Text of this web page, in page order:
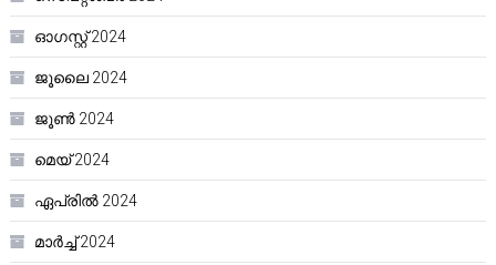
ഓഗസ്റ്റ്‌ 2024
ജൂലൈ 2024
ജൂൺ 2024
മെയ്‌ 2024
ഏപ്രിൽ 2024
മാർച്ച്‌ 2024